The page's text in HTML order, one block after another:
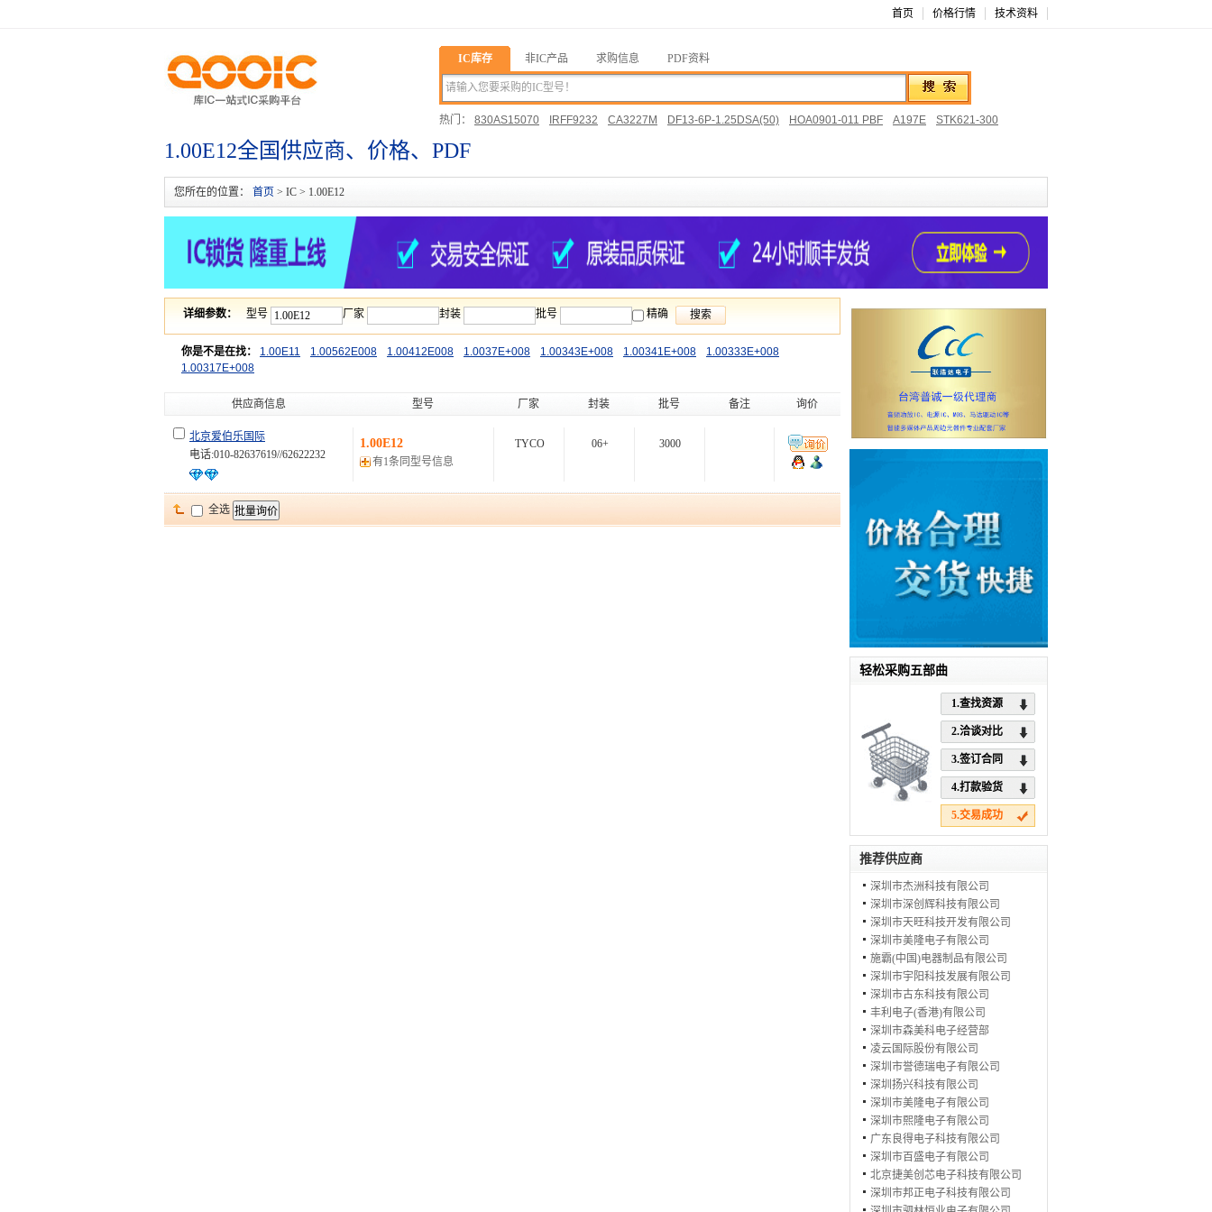
首页 价格行情 技术资料
IC库存 非IC产品 求购信息 PDF资料
热门： 830AS15070 IRFF9232 CA3227M DF13-6P-1.25DSA(50) HOA0901-011 PBF A197E
STK621-300
1.00E12全国供应商、价格、PDF
您所在的位置： 首页 > IC > 1.00E12
详细参数： 型号 厂家 封装 批号 精确 搜索
你是不是在找： 1.00E11 1.00562E008 1.00412E008 1.0037E+008 1.00343E+008 1.00341E+008
1.00333E+008
1.00317E+008
供应商信息 型号 厂家 封装 批号 备注 询价
北京爱伯乐国际
电话:010-82637619//62622232
1.00E12
有1条同型号信息
TYCO 06+ 3000
全选
轻松采购五部曲
1.查找资源
2.洽谈对比
3.签订合同
4.打款验货
5.交易成功
推荐供应商
深圳市杰洲科技有限公司
深圳市深创辉科技有限公司
深圳市天旺科技开发有限公司
深圳市美隆电子有限公司
施霸(中国)电器制品有限公司
深圳市宇阳科技发展有限公司
深圳市古东科技有限公司
丰利电子(香港)有限公司
深圳市森美科电子经营部
凌云国际股份有限公司
深圳市誉德瑞电子有限公司
深圳扬兴科技有限公司
深圳市美隆电子有限公司
深圳市熙隆电子有限公司
广东良得电子科技有限公司
深圳市百盛电子有限公司
北京捷美创芯电子科技有限公司
深圳市邦正电子科技有限公司